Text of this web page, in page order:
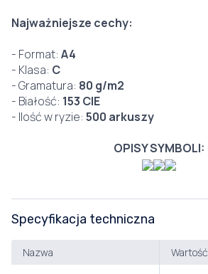
Najważniejsze cechy:
- Format: A4
- Klasa: C
- Gramatura: 80 g/m2
- Białość: 153 CIE
- Ilość w ryzie: 500 arkuszy
OPISY SYMBOLI:
Specyfikacja techniczna
Nazwa
Wartość